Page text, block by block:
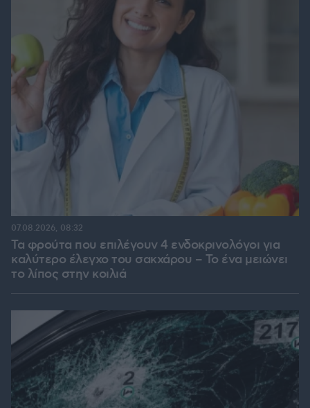
Τα φρούτα που επιλέγουν 4 ενδοκρινολόγοι για
καλύτερο έλεγχο του σακχάρου – Το ένα μειώνει
το λίπος στην κοιλιά
07.08.2026, 08:32